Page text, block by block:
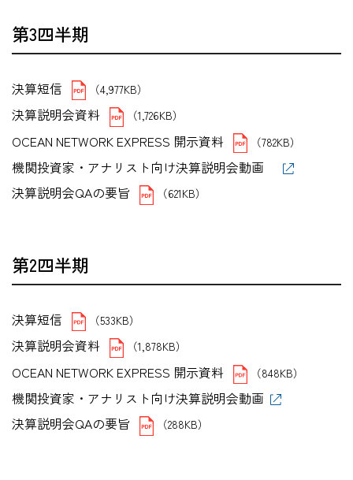
第3四半期
決算短信 （4,977KB）
決算説明会資料 （1,726KB）
OCEAN NETWORK EXPRESS 開示資料 （782KB）
機関投資家・アナリスト向け決算説明会動画
決算説明会QAの要旨
（621KB）
第2四半期
決算短信 （533KB）
決算説明会資料 （1,878KB）
OCEAN NETWORK EXPRESS 開示資料 （848KB）
機関投資家・アナリスト向け決算説明会動画
決算説明会QAの要旨
（288KB）